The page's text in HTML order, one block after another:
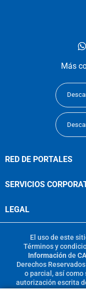
Más
RED DE PORTALES
SERVICIOS
LEGAL
El uso de este
Términos y
Información de
Derechos
o parcial, así
autorización escrita